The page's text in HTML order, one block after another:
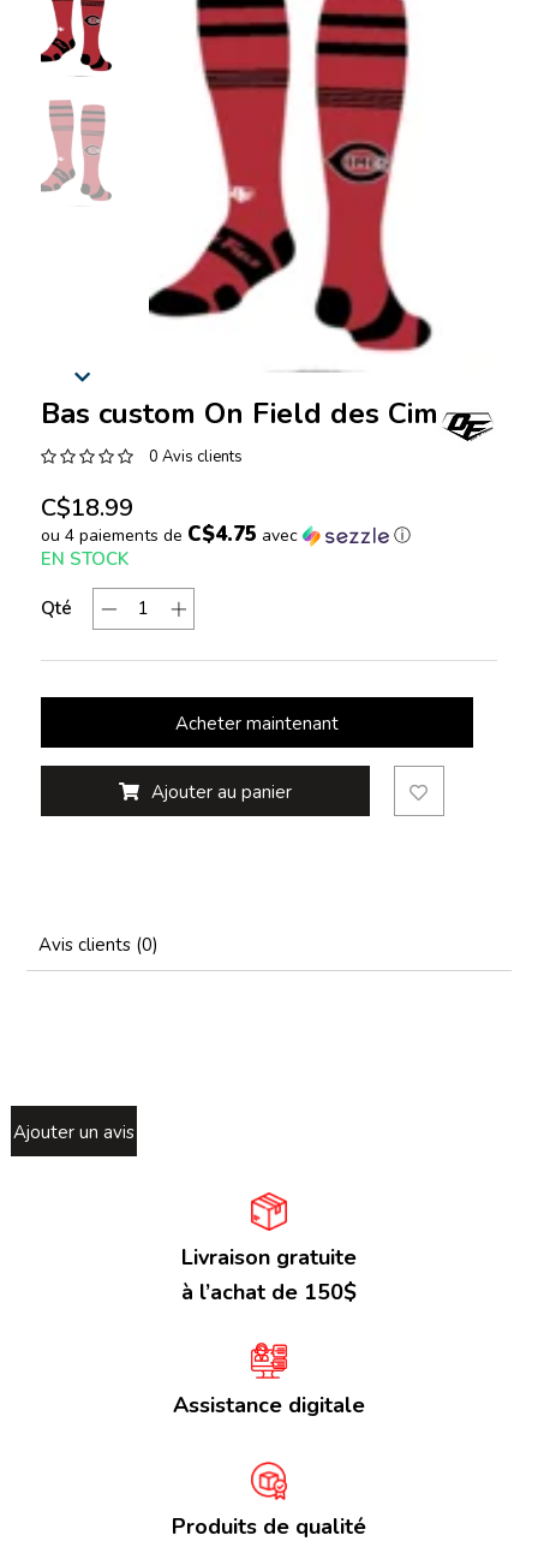
Bas custom On Field des Cimes
0 Avis clients
C$18.99
ou 4 paiements de C$4.75 avec ⓘ
EN STOCK
Qté
Acheter maintenant
Ajouter au panier
Avis clients (0)
Ajouter un avis
Livraison gratuite
à l’achat de 150$
Assistance digitale
Produits de qualité